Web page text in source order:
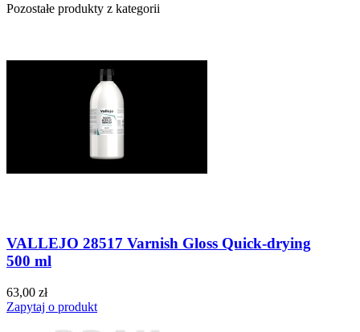
Pozostałe produkty z kategorii
VALLEJO 28517 Varnish Gloss Quick-drying
500 ml
63,00 zł
Zapytaj o produkt